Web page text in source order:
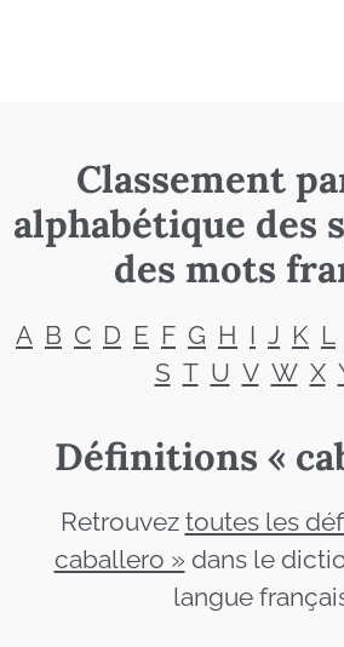
Classement
alphabétique des
des mots
A B C D E F G H I J K L
S T U V W X
Définitions «
Retrouvez toutes les
caballero »dans le
langue